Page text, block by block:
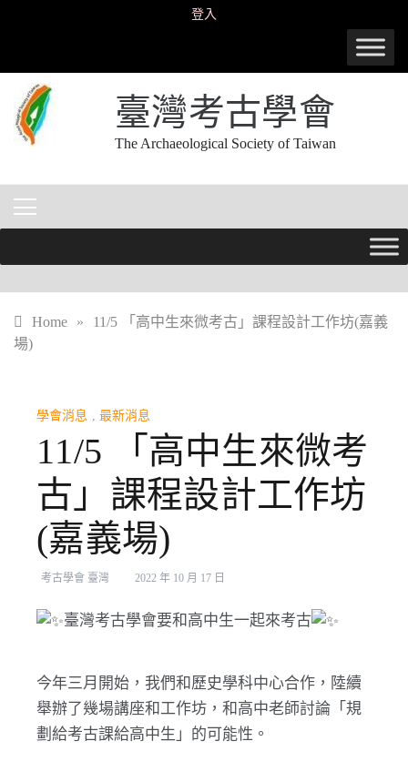
登入
臺灣考古學會
The Archaeological Society of Taiwan
Home »
11/5 「高中生來微考古」課程設計工作坊(嘉義
場)
學會消息 最新消息
11/5 「高中生來微考
古」課程設計工作坊
(嘉義場)
考古學會 臺灣 2022 年 10 月 17 日
臺灣考古學會要和高中生一起來考古
今年三月開始，我們和歷史學科中心合作，陸續
舉辦了幾場講座和工作坊，和高中老師討論「規
劃給考古課給高中生」的可能性。